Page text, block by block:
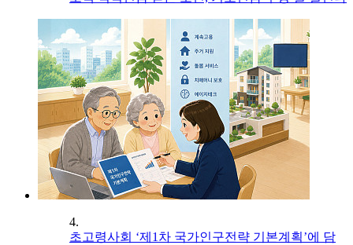
4.
초고령사회 ‘제1차 국가인구전략 기본계획’에 담